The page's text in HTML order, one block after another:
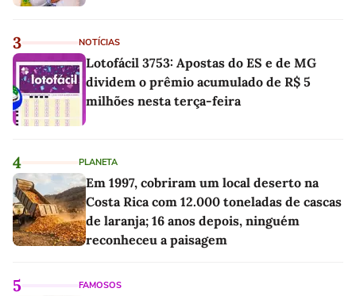
3 NOTÍCIAS
Lotofácil 3753: Apostas do ES e de MG
dividem o prêmio acumulado de R$ 5
milhões nesta terça-feira
4 PLANETA
Em 1997, cobriram um local deserto na
Costa Rica com 12.000 toneladas de cascas
de laranja; 16 anos depois, ninguém
reconheceu a paisagem
5 FAMOSOS